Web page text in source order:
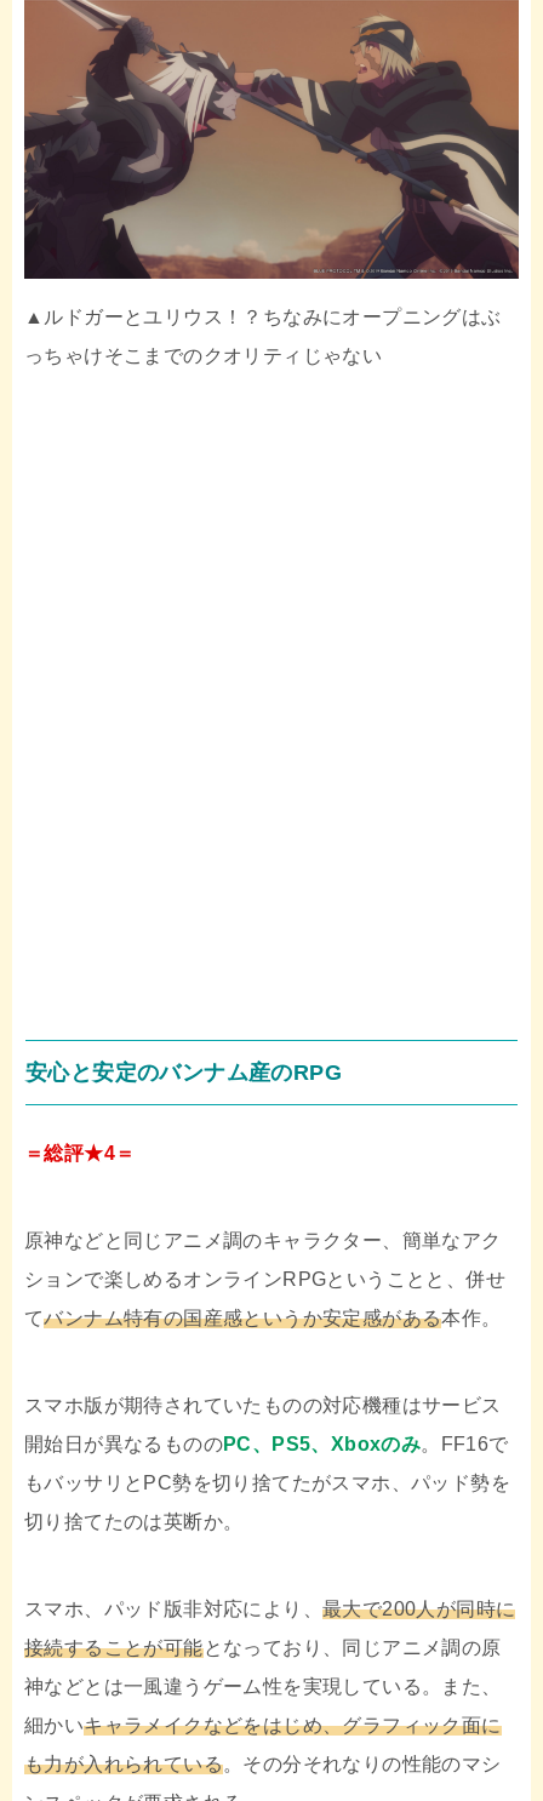
▲ルドガーとユリウス！？ちなみにオープニングはぶ
っちゃけそこまでのクオリティじゃない
安心と安定のバンナム産のRPG
＝総評★4＝
原神などと同じアニメ調のキャラクター、簡単なアク
ションで楽しめるオンラインRPGということと、併せ
てバンナム特有の国産感というか安定感がある本作。
スマホ版が期待されていたものの対応機種はサービス
開始日が異なるもののPC、PS5、Xboxのみ。FF16で
もバッサリとPC勢を切り捨てたがスマホ、パッド勢を
切り捨てたのは英断か。
スマホ、パッド版非対応により、 最大で200人が同時に
接続することが可能となっており、同じアニメ調の原
神などとは一風違うゲーム性を実現している。また、
細かいキャラメイクなどをはじめ、グラフィック面に
も力が入れられている。その分それなりの性能のマシ